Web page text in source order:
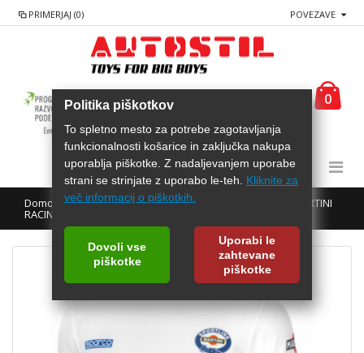
Politika piškotkov
To spletno mesto za potrebe zagotavljanja
funkcionalnosti košarice in zaključka nakupa
uporablja piškotke. Z nadaljevanjem uporabe
strani se strinjate z uporabo le-teh. Kliknite za
več informacij o piškotkih.
Dovoli vse
piškotke
Uporabi le
zahtevane
piškotke
PRIMERJAJ (0) POVEZAVE
0
Domov Lifestyle T-majice SPARCO T-majica MARTINI
RACING BI